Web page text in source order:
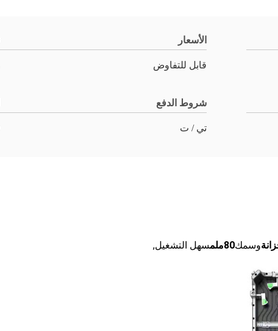
الأسعار
قابل للتفاوض
شروط الدفع
تي / ت
وسمك80ملم سهل التشغيل,